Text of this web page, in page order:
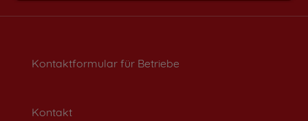
Kontaktformular für Betriebe
Kontakt
Impressum|Datenschutz